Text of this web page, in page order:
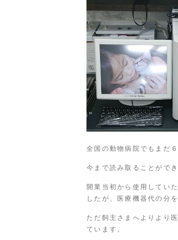
全国の動物病院でもまだ
今まで読み取ることがで
開業当初から使用してい
したが、医療機器代の分
ただ飼主さまへよりより
ています。